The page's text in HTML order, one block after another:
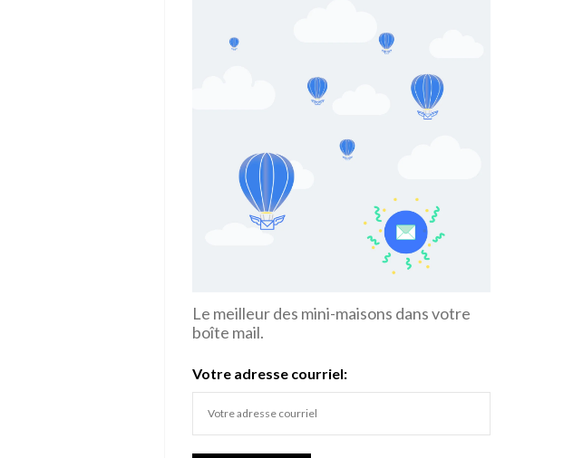
Le meilleur des mini-maisons dans votre
boîte mail.
Votre adresse courriel: